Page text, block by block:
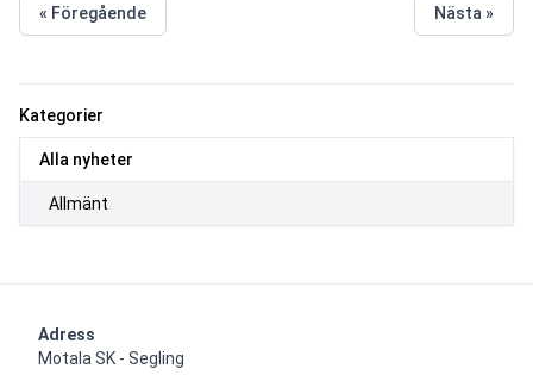
Kategorier
Alla nyheter
Allmänt
« Föregående Nästa »
Adress
Motala SK - Segling